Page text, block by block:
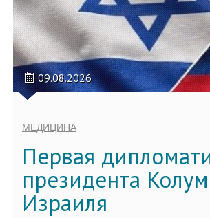
09.08.2026
МЕДИЦИНА
Первая
президента
Израиля